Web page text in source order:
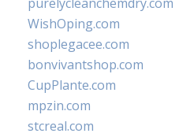
WishOping.com
shoplegacee.com
bonvivantshop.com
CupPlante.com
mpzin.com
stcreal.com